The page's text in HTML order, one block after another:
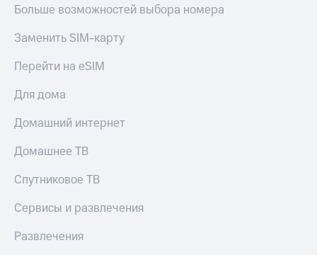
Больше возможностей выбора номера
Заменить SIM-карту
Перейти на eSIM
Для дома
Домашний интернет
Домашнее ТВ
Спутниковое ТВ
Сервисы и развлечения
Развлечения